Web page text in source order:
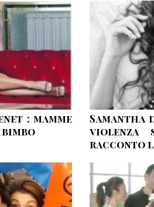
: mamme
Samantha
violenza
racconto